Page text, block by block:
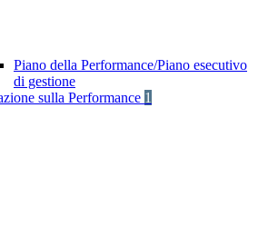
Piano della Performance/Piano esecutivo
di gestione
sulla Performance 1